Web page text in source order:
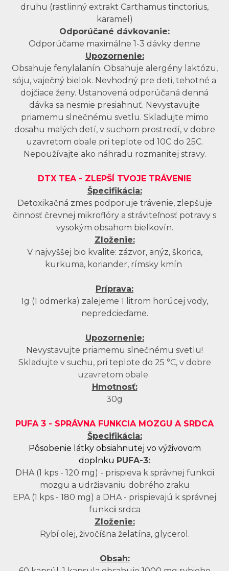
druhu (rastlinný extrakt Carthamus tinctorius,
karamel)
Odporúčané dávkovanie:
Odporúčame maximálne 1-3 dávky denne
Upozornenie:
Obsahuje fenylalanín. Obsahuje alergény laktózu,
sóju, vaječný bielok. Nevhodný pre deti, tehotné a
dojčiace ženy. Ustanovená odporúčaná denná
dávka sa nesmie presiahnuť. Nevystavujte
priamemu slnečnému svetlu. Skladujte mimo
dosahu malých detí, v suchom prostredí, v dobre
uzavretom obale pri teplote od 10C do 25C.
Nepoužívajte ako náhradu rozmanitej stravy.
DTX TEA - ZLEPŠÍ TVOJE TRÁVENIE
Špecifikácia:
Detoxikačná zmes podporuje trávenie, zlepšuje
činnosť črevnej mikroflóry a stráviteľnosť potravy s
vysokým obsahom bielkovín.
Zloženie:
V najvyššej bio kvalite: zázvor, anýz, škorica,
kurkuma, koriander, rímsky kmín
Príprava:
1g (1 odmerka) zalejeme 1 litrom horúcej vody,
nepredcieďame.
Upozornenie:
Nevystavujte priamemu slnečnému svetlu!
Skladujte v suchu, pri teplote do 25 °C, v dobre
uzavretom obale.
Hmotnosť:
30g
PUFA 3 - SPRÁVNA FUNKCIA MOZGU A SRDCA
Špecifikácia:
Pôsobenie látky obsiahnutej vo výživovom
doplnku PUFA-3:
DHA (1 kps - 120 mg) - prispieva k správnej funkcii
mozgu a udržiavaniu dobrého zraku
EPA (1 kps - 180 mg) a DHA - prispievajú k správnej
funkcii srdca
Zloženie:
Rybí olej, živočíšna želatína, glycerol.
Obsah: